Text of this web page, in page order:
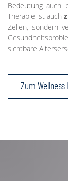
Bedeutung auch
Therapie ist auch
Zellen, sondern
sichtbare
Zum